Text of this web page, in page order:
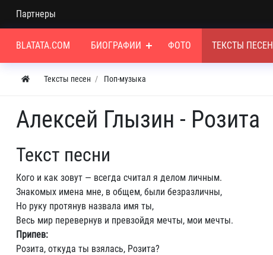
Партнеры
BLATATA.COM БИОГРАФИИ ФОТО ТЕКСТЫ ПЕСЕН
Тексты песен Поп-музыка
Алексей Глызин - Розита
Текст песни
Кого и как зовут — всегда считал я делом личным.
Знакомых имена мне, в общем, были безразличны,
Но руку протянув назвала имя ты,
Весь мир перевернув и превзойдя мечты, мои мечты.
Припев:
Розита, откуда ты взялась, Розита?